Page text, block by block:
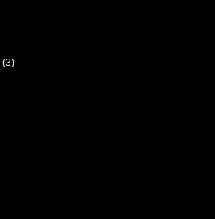
(3)